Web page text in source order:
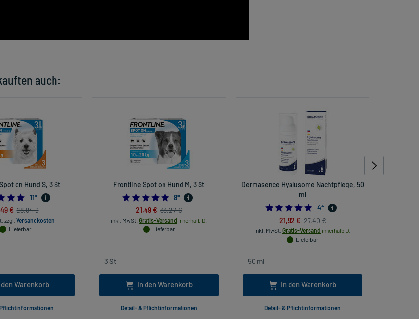
auch:
on Hund S, 3 St
5.0
11*
€ 28,84 €
zzgl. Versandkosten
Lieferbar
den Warenkorb
Pflichtinformationen
Frontline Spot on Hund M, 3 St
4.875
8*
21,49 € 33,27 €
inkl. MwSt. Gratis-Versand innerhalb D.
Lieferbar
In den Warenkorb
Detail- & Pflichtinformationen
Dermasence Hyalusome Nachtpflege, 50
ml
4.75
4*
21,92 € 27,40 €
inkl. MwSt. Gratis-Versand innerhalb D.
Lieferbar
In den Warenkorb
Detail- & Pflichtinformationen